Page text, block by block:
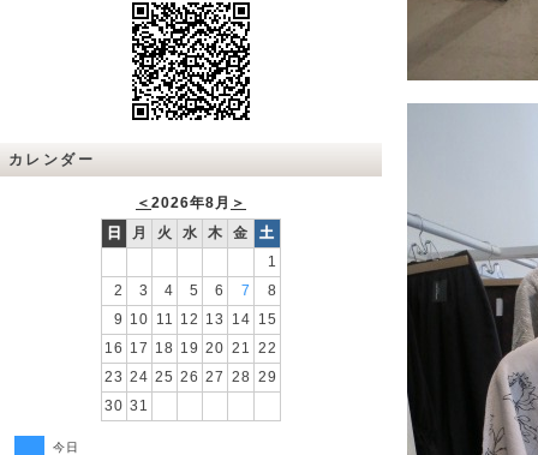
カレンダー
＜ 2026年8月 ＞
日
月 火 水 木 金
土
1
2
3 4 5 6 7
8
9 10 11 12 13 14 15
16 17 18 19 20 21 22
23 24 25 26 27 28 29
30 31
今日